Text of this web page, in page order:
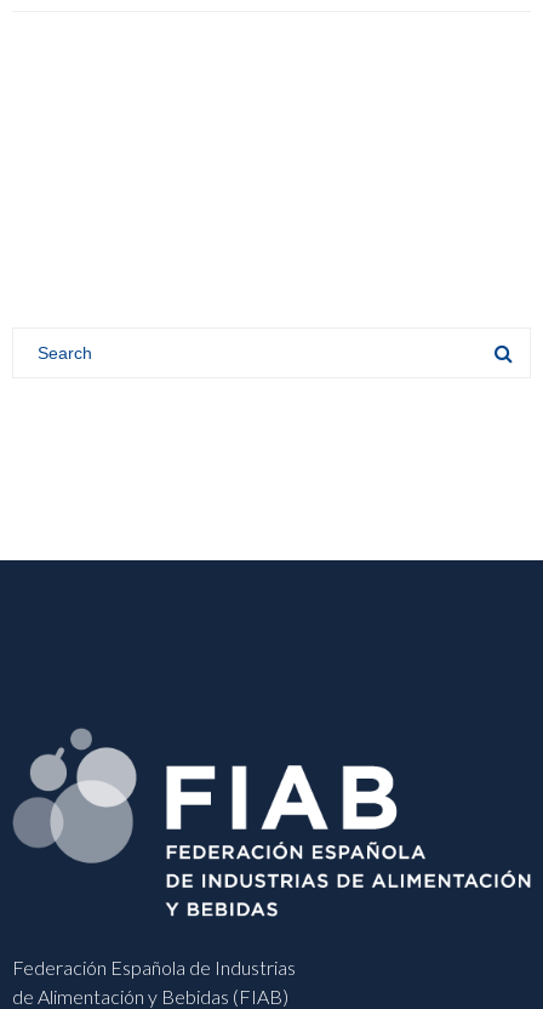
Federación Española de Industrias
de Alimentación y Bebidas (FIAB)